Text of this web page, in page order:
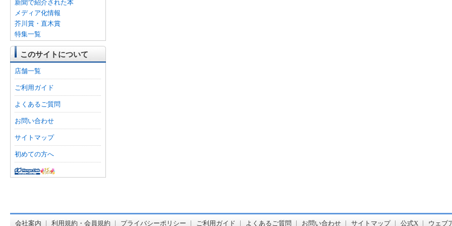
新聞で紹介された本
メディア化情報
芥川賞・直木賞
特集一覧
このサイトについて
店舗一覧
ご利用ガイド
よくあるご質問
お問い合わせ
サイトマップ
初めての方へ
会社案内 利用規約・会員規約 プライバシーポリシー ご利用ガイド よくあるご質問 お問い合わせ サイトマップ 公式X ウェブ